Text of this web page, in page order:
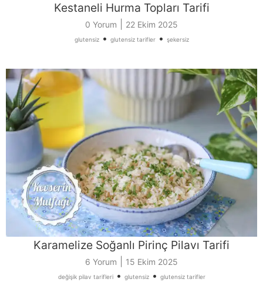
Kestaneli Hurma Topları Tarifi
0 Yorum 22 Ekim 2025
glutensiz• glutensiz tarifler• şekersiz
Karamelize Soğanlı Pirinç Pilavı Tarifi
6 Yorum 15 Ekim 2025
değişik pilav tarifleri• glutensiz• glutensiz tarifler